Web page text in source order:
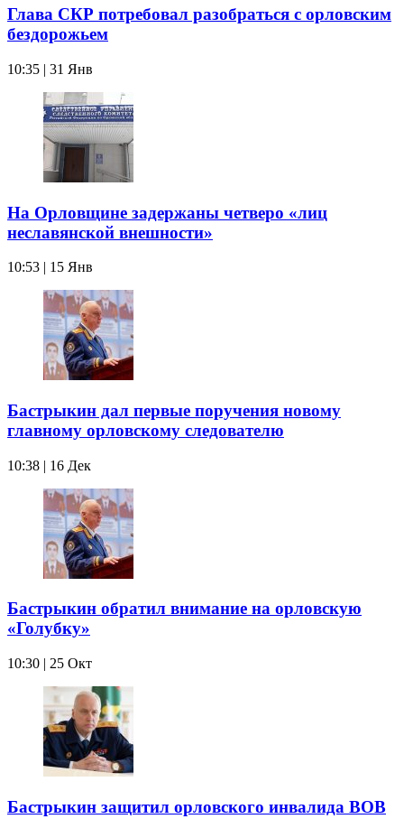
Глава СКР потребовал разобраться с орловским
бездорожьем
10:35 | 31 Янв
На Орловщине задержаны четверо «лиц
неславянской внешности»
10:53 | 15 Янв
Бастрыкин дал первые поручения новому
главному орловскому следователю
10:38 | 16 Дек
Бастрыкин обратил внимание на орловскую
«Голубку»
10:30 | 25 Окт
Бастрыкин защитил орловского инвалида ВОВ